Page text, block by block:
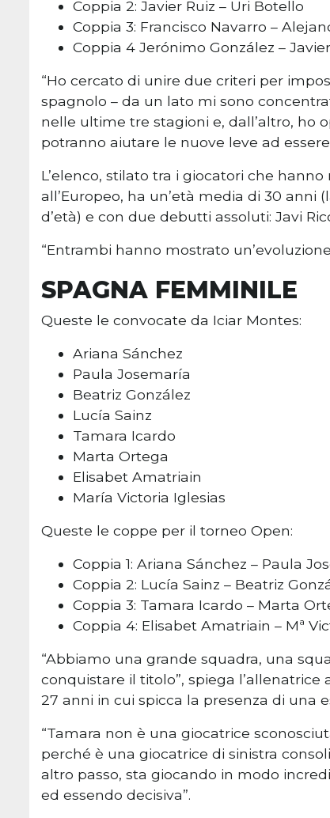
Coppia 2: Javier Ruiz – Uri Botello
Coppia 3: Francisco Navarro –
Coppia 4 Jerónimo González –
“Ho cercato di unire due criteri per
spagnolo – da un lato mi sono
nelle ultime tre stagioni e, dall’altro, ho
potranno aiutare le nuove leve ad
L’elenco, stilato tra i giocatori che
all’Europeo, ha un’età media di 30
d’età) e con due debutti assoluti: Javi
“Entrambi hanno mostrato
SPAGNA FEMMINILE
Queste le convocate da Iciar Montes:
Ariana Sánchez
Paula Josemaría
Beatriz González
Lucía Sainz
Tamara Icardo
Marta Ortega
Elisabet Amatriain
María Victoria Iglesias
Queste le coppe per il torneo Open:
Coppia 1: Ariana Sánchez – Paula
Coppia 2: Lucía Sainz – Beatriz
Coppia 3: Tamara Icardo – Marta
Coppia 4: Elisabet Amatriain – Mª
“Abbiamo una grande squadra, una
conquistare il titolo”, spiega
27 anni in cui spicca la presenza di una
“Tamara non è una giocatrice
perché è una giocatrice di sinistra
altro passo, sta giocando in modo
ed essendo decisiva”.